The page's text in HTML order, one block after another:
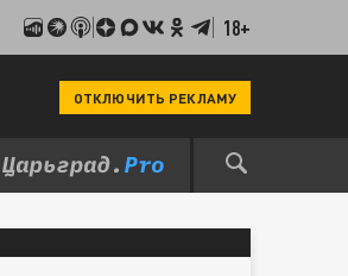
18+
ОТКЛЮЧИТЬ РЕКЛАМУ